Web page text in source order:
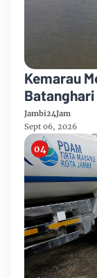
Kemarau
Hadapi
Karhutla
Jambi24Jam
Sept 06, 2026